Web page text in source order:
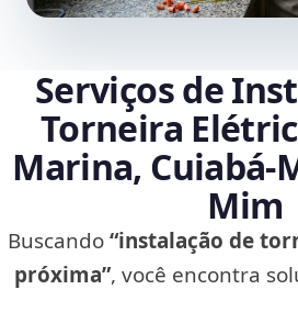
Serviços de
Torneira
Marina,
Mim
Buscando“instalação de
próxima”, você encontra